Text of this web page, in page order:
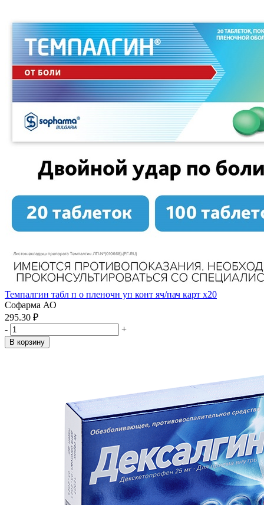
Темпалгин табл п о пленочн уп конт яч/пач карт x20
Софарма АО
295.30 ₽
-
+
В корзину